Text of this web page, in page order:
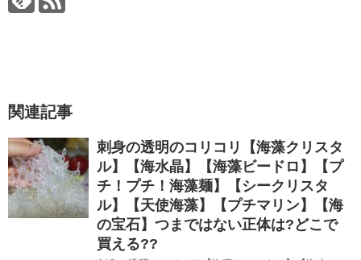
関連記事
刺身の透明のコリコリ【海藻クリスタ
ル】【海水晶】【海藻ビードロ】【プ
チ！プチ！海藻麺】【シークリスタ
ル】【天使海藻】【プチマリン】【海
の宝石】つまではない正体は?どこで
買える??